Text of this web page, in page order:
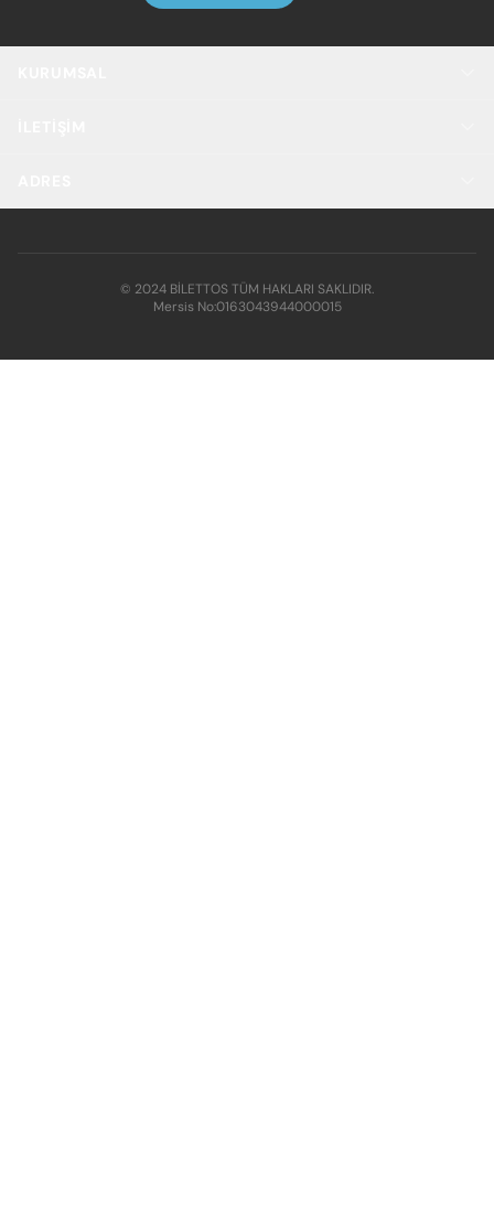
© 2024 BİLETTOS TÜM HAKLARI SAKLIDIR.
Mersis No:0163043944000015